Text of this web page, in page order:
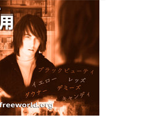
ください
てください
ドしてください